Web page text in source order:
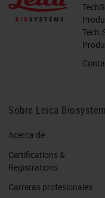
Sobre Leica
Acerca de
Certifications &
Registrations
Carreras profesionales